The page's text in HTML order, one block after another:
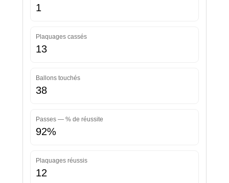
1
Plaquages cassés
13
Ballons touchés
38
Passes — % de réussite
92%
Plaquages réussis
12